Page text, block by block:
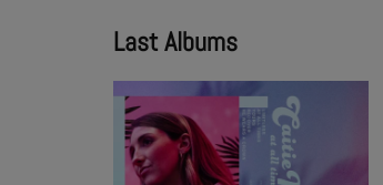
Last Albums